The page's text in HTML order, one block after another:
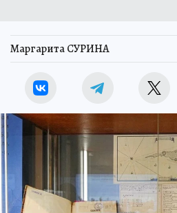
Маргарита СУРИНА